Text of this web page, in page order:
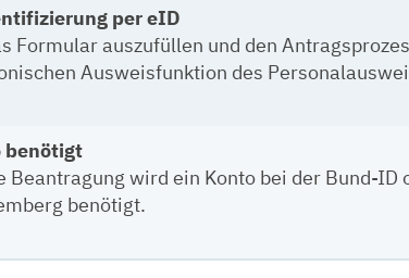
per eID
Formular auszufüllen und den
Ausweisfunktion des
benötigt
Beantragung wird ein Konto bei der Bund-ID
benötigt.